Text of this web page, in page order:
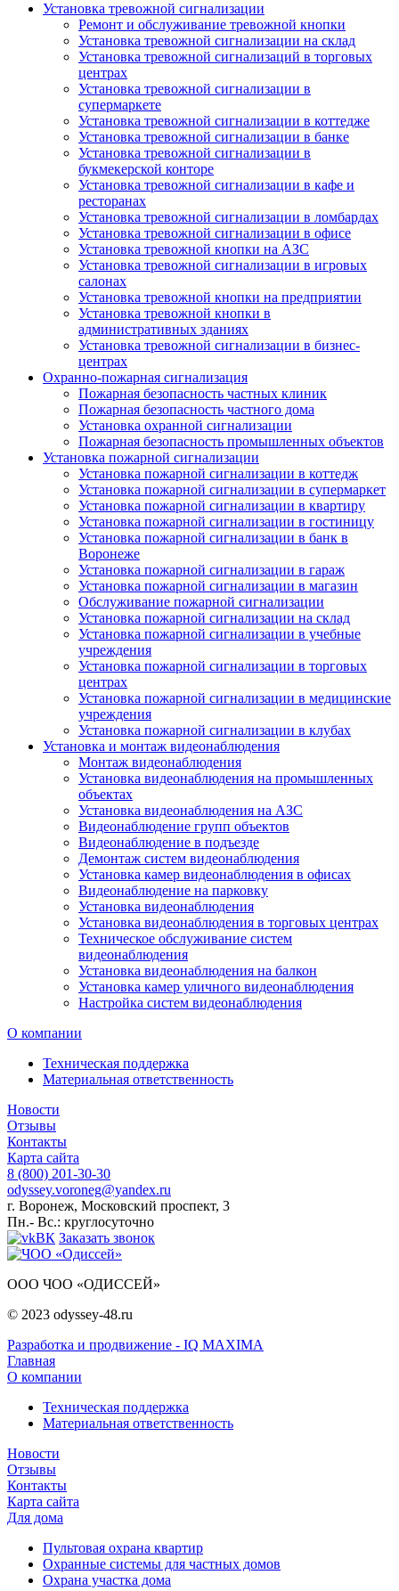
Установка тревожной сигнализации
Ремонт и обслуживание тревожной кнопки
Установка тревожной сигнализации на склад
Установка тревожной сигнализаций в торговых
центрах
Установка тревожной сигнализации в
супермаркете
Установка тревожной сигнализации в коттедже
Установка тревожной сигнализации в банке
Установка тревожной сигнализации в
букмекерской конторе
Установка тревожной сигнализации в кафе и
ресторанах
Установка тревожной сигнализации в ломбардах
Установка тревожной сигнализации в офисе
Установка тревожной кнопки на АЗС
Установка тревожной сигнализации в игровых
салонах
Установка тревожной кнопки на предприятии
Установка тревожной кнопки в
административных зданиях
Установка тревожной сигнализации в бизнес-
центрах
Охранно-пожарная сигнализация
Пожарная безопасность частных клиник
Пожарная безопасность частного дома
Установка охранной сигнализации
Пожарная безопасность промышленных объектов
Установка пожарной сигнализации
Установка пожарной сигнализации в коттедж
Установка пожарной сигнализации в супермаркет
Установка пожарной сигнализации в квартиру
Установка пожарной сигнализации в гостиницу
Установка пожарной сигнализации в банк в
Воронеже
Установка пожарной сигнализации в гараж
Установка пожарной сигнализации в магазин
Обслуживание пожарной сигнализации
Установка пожарной сигнализации на склад
Установка пожарной сигнализации в учебные
учреждения
Установка пожарной сигнализации в торговых
центрах
Установка пожарной сигнализации в медицинские
учреждения
Установка пожарной сигнализации в клубах
Установка и монтаж видеонаблюдения
Монтаж видеонаблюдения
Установка видеонаблюдения на промышленных
объектах
Установка видеонаблюдения на АЗС
Видеонаблюдение групп объектов
Видеонаблюдение в подъезде
Демонтаж систем видеонаблюдения
Установка камер видеонаблюдения в офисах
Видеонаблюдение на парковку
Установка видеонаблюдения
Установка видеонаблюдения в торговых центрах
Техническое обслуживание систем
видеонаблюдения
Установка видеонаблюдения на балкон
Установка камер уличного видеонаблюдения
Настройка систем видеонаблюдения
О компании
Техническая поддержка
Материальная ответственность
Новости
Отзывы
Контакты
Карта сайта
8 (800) 201-30-30
odyssey.voroneg@yandex.ru
г. Воронеж, Московский проспект, 3
Пн.- Вс.: круглосуточно
ВК Заказать звонок
ООО ЧОО «ОДИССЕЙ»
© 2023 odyssey-48.ru
Разработка и продвижение - IQ MAXIMA
Главная
О компании
Техническая поддержка
Материальная ответственность
Новости
Отзывы
Контакты
Карта сайта
Для дома
Пультовая охрана квартир
Охранные системы для частных домов
Охрана участка дома